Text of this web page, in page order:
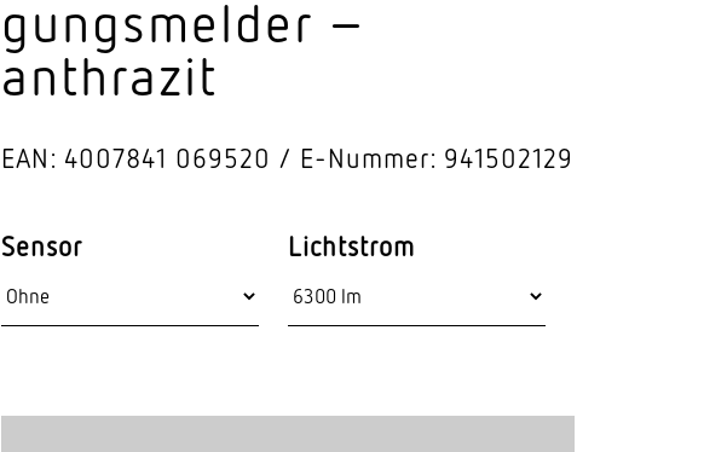
Video-Sensorik Stras­sen­leuchten
gungs­melder –
anthrazit
EAN: 4007841 069520 E-Nummer: 941502129
Sensor Lichtstrom